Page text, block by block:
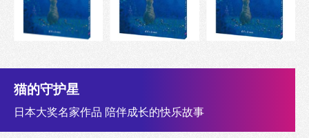
猫的守护星
日本大奖名家作品 陪伴成长的快乐故事